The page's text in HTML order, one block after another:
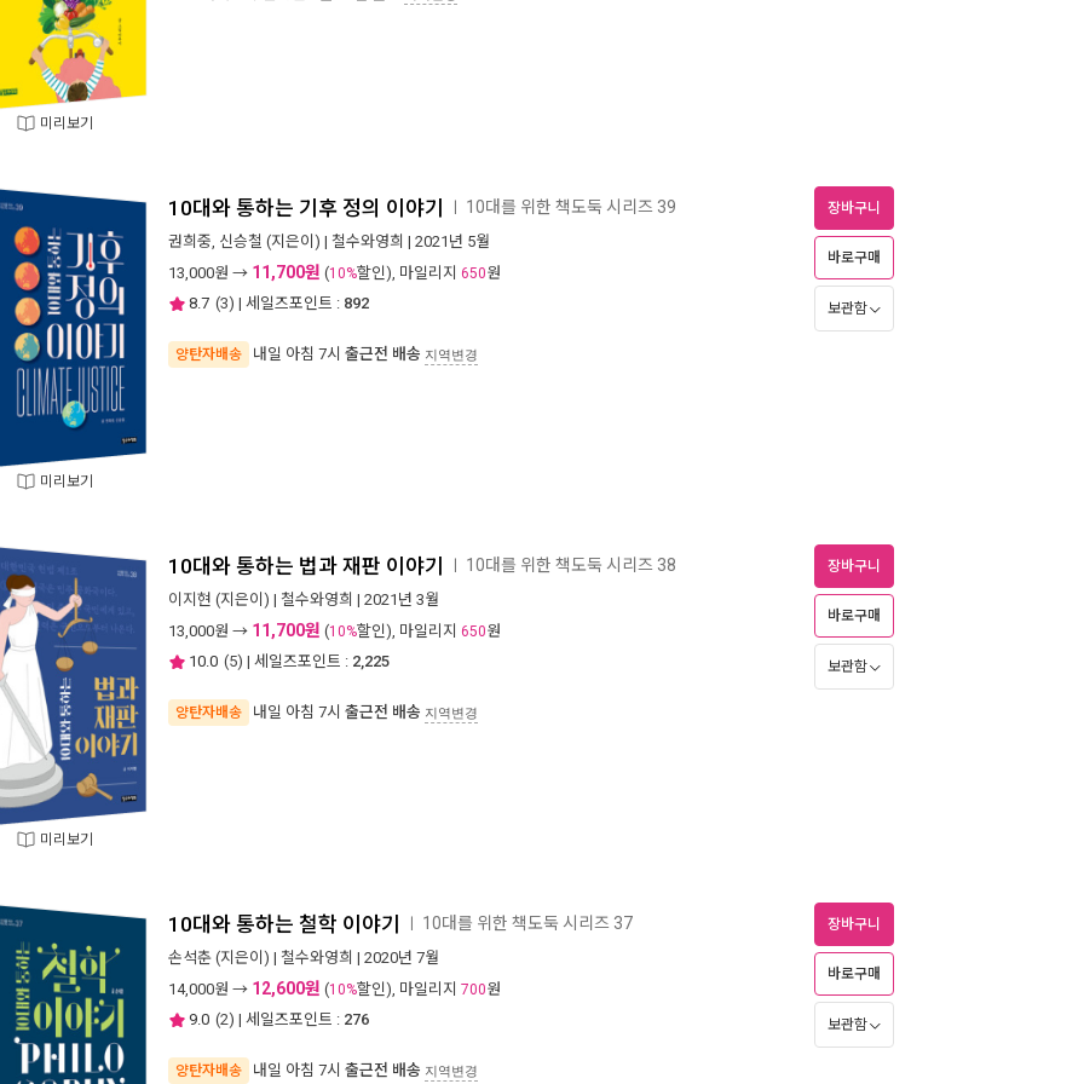
미리보기
미리보기
10대와 통하는 기후 정의 이야기 10대를 위한 책도둑 시리즈 39
권희중, 신승철 (지은이) | 철수와영희 | 2021년 5월
13,000원 → 11,700원 (10%할인), 마일리지 650원
8.7 (3) | 세일즈포인트 : 892
양탄자배송 내일 아침 7시 출근전 배송 지역변경
장바구니
바로구매
보관함
미리보기
10대와 통하는 법과 재판 이야기 10대를 위한 책도둑 시리즈 38
이지현 (지은이) | 철수와영희 | 2021년 3월
13,000원 → 11,700원 (10%할인), 마일리지 650원
10.0 (5) | 세일즈포인트 : 2,225
양탄자배송 내일 아침 7시 출근전 배송 지역변경
장바구니
바로구매
보관함
10대와 통하는 철학 이야기 10대를 위한 책도둑 시리즈 37
손석춘 (지은이) | 철수와영희 | 2020년 7월
14,000원 → 12,600원 (10%할인), 마일리지 700원
9.0 (2) | 세일즈포인트 : 276
양탄자배송 내일 아침 7시 출근전 배송 지역변경
장바구니
바로구매
보관함